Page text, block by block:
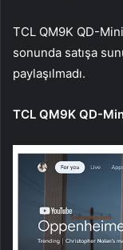
TCL QM9K QD-
sonunda satışa
paylaşılmadı.
TCL QM9K QD-